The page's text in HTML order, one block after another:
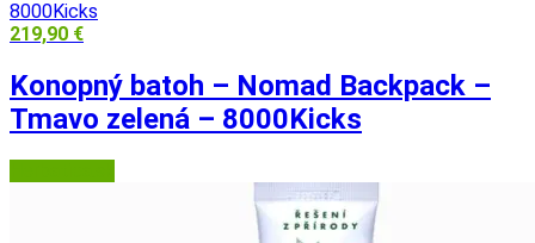
219,90 €
Konopný batoh – Nomad Backpack –
Tmavo zelená – 8000Kicks